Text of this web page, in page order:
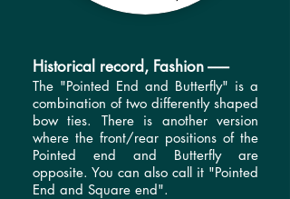
Historical record, Fashion ------
The "Pointed End and Butterfly" is a
combination of two differently shaped
bow ties. There is another version
where the front/rear positions of the
Pointed end and Butterfly are
opposite. You can also call it "Pointed
End and Square end".